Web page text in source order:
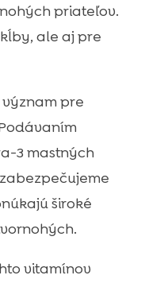
priateľov.
ale aj pre
pre
3 mastných
široké
vitamínov